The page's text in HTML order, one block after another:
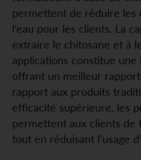
permettent de réduire les
l’eau pour les clients. La
extraire le chitosane et à
applications constitue
offrant un meilleur
rapport aux produits
efficacité supérieure, les
permettent aux clients de
tout en réduisant l’usage